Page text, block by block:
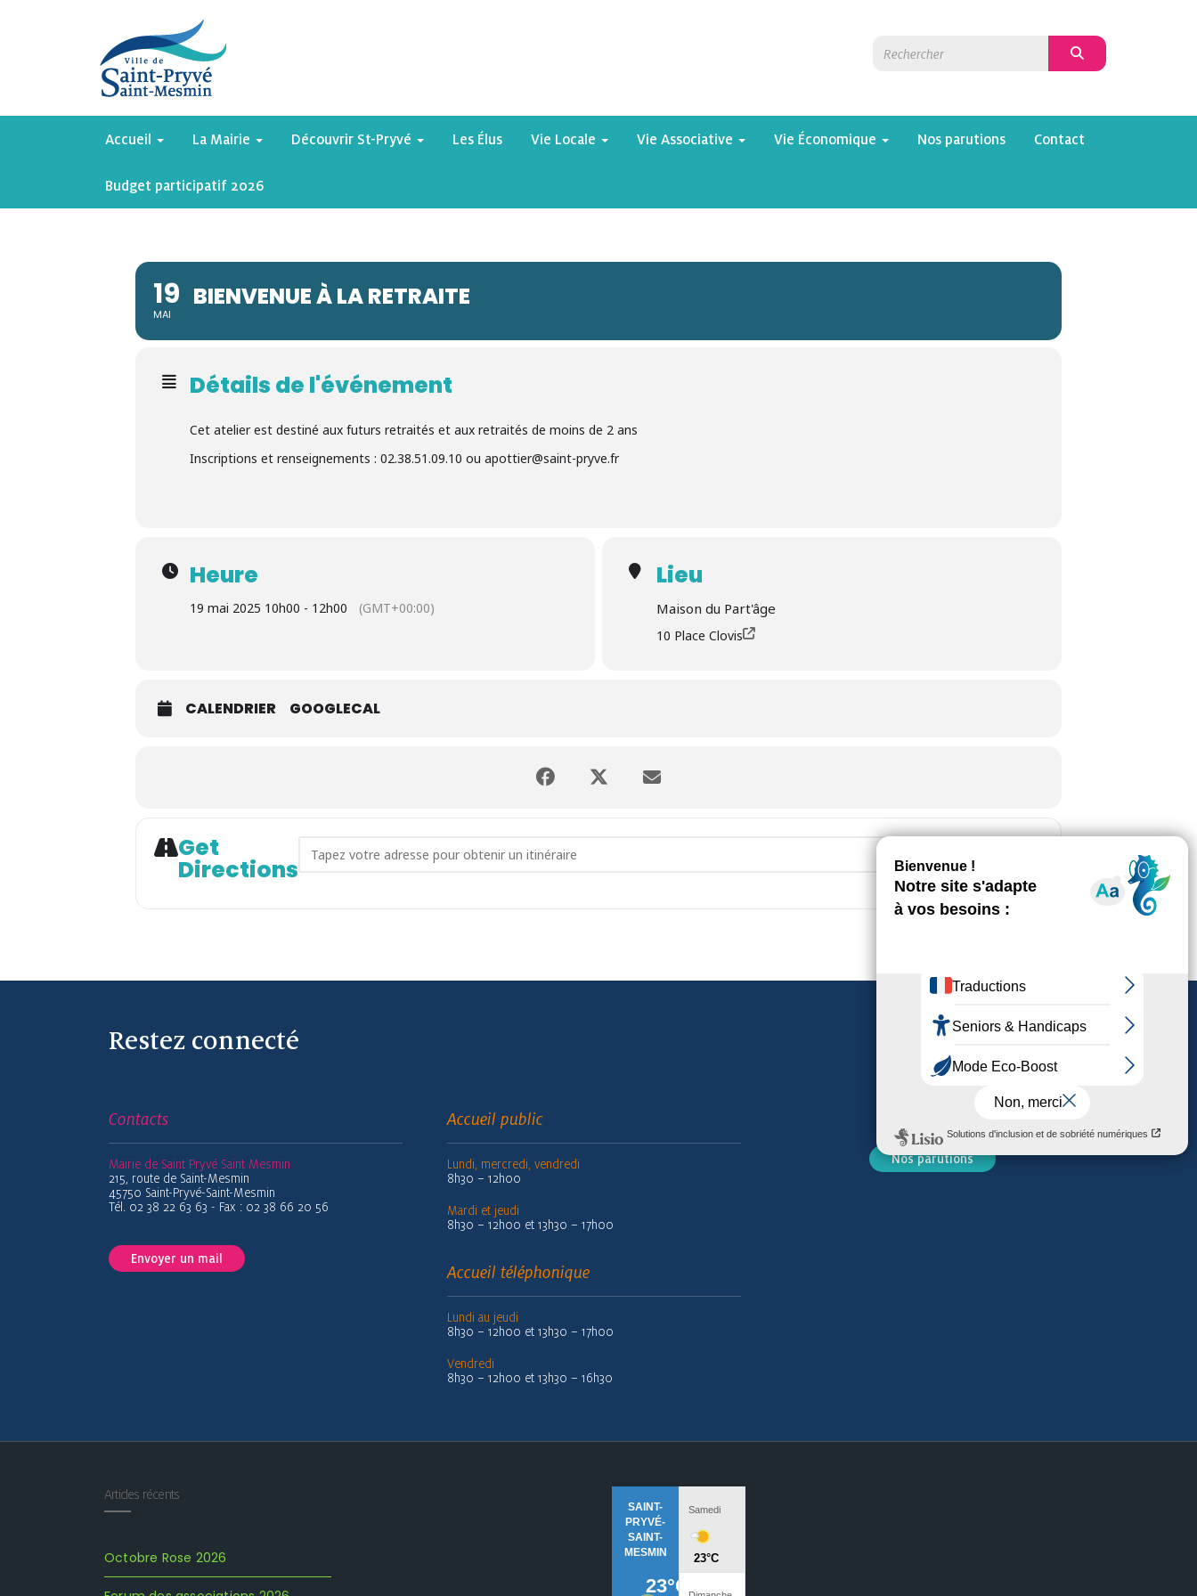
Accueil La Mairie Découvrir St-Pryvé Les Élus Vie Locale Vie Associative Vie Économique Nos parutions Contact
Budget participatif 2026
19
MAI
BIENVENUE À LA RETRAITE
Détails de l'événement
Cet atelier est destiné aux futurs retraités et aux retraités de moins de 2 ans
Inscriptions et renseignements : 02.38.51.09.10 ou apottier@saint-pryve.fr
Heure
19 mai 2025 10h00 - 12h00 (GMT+00:00)
Lieu
Maison du Part'âge
10 Place Clovis
CALENDRIER GOOGLECAL
Get
Directions
Address - Bienvenue à la retraite [] Destination Address - Bienvenue à
Restez connecté
Contacts
Mairie de Saint Pryvé Saint Mesmin
215, route de Saint-Mesmin
45750 Saint-Pryvé-Saint-Mesmin
Tél. 02 38 22 63 63 - Fax : 02 38 66 20 56
Envoyer un mail
Accueil public
Lundi, mercredi, vendredi
8h30 – 12h00
Mardi et jeudi
8h30 – 12h00 et 13h30 – 17h00
Accueil téléphonique
Lundi au jeudi
8h30 – 12h00 et 13h30 – 17h00
Vendredi
8h30 – 12h00 et 13h30 – 16h30
Nos parutions
Articles récents
Octobre Rose 2026